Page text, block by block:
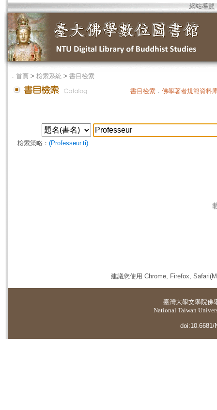
網站導覽
． 首頁 > 檢索系統 > 書目檢索
書目檢索 ． 佛學著者規範資料
檢索策略： (Professeur.ti)
建議您使用 Chrome, Firefox,
臺灣大學文學院佛
National Taiwan
doi:10.6681/